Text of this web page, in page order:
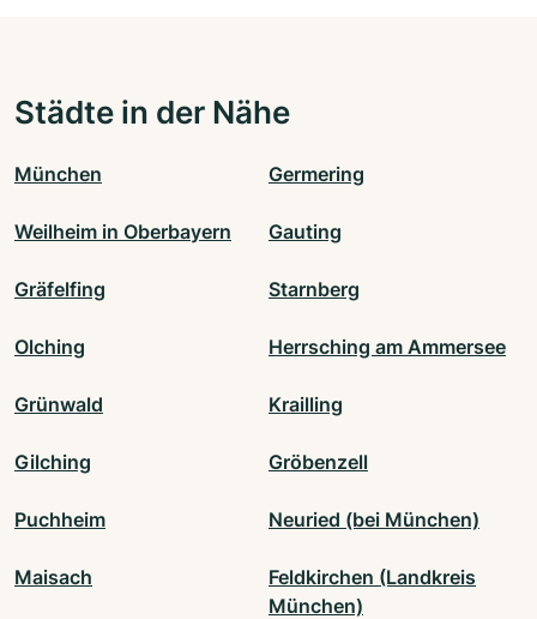
Städte in der Nähe
München Germering
Weilheim in Oberbayern Gauting
Gräfelfing Starnberg
Olching Herrsching am Ammersee
Grünwald Krailling
Gilching Gröbenzell
Puchheim Neuried (bei München)
Maisach
Feldkirchen (Landkreis
München)